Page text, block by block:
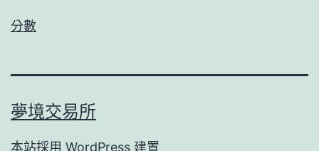
分數
夢境交易所
本站採用 WordPress 建置